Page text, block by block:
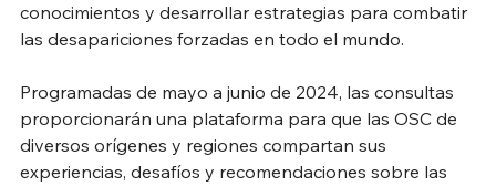
conocimientos y desarrollar estrategias para combatir
las desapariciones forzadas en todo el mundo.
Programadas de mayo a junio de 2024, las consultas
proporcionarán una plataforma para que las OSC de
diversos orígenes y regiones compartan sus
experiencias, desafíos y recomendaciones sobre las